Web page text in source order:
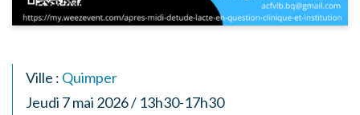
Ville : Quimper
Jeudi 7 mai 2026 / 13h30-17h30